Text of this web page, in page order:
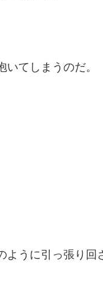
てしまうのだ。
ように引っ張り回